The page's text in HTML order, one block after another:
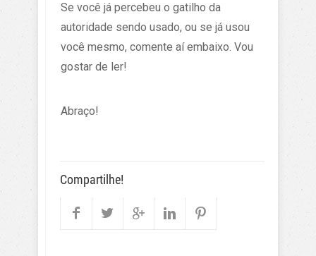
Se você já percebeu o gatilho da
autoridade sendo usado, ou se já usou
você mesmo, comente aí embaixo. Vou
gostar de ler!
Abraço!
Compartilhe!